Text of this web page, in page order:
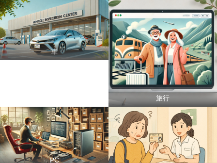
車
旅行
PC